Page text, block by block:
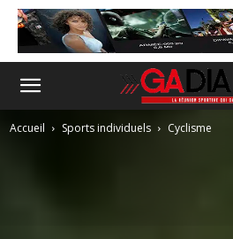
Accueil Sports individuels Cyclisme